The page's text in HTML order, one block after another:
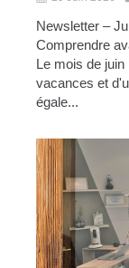
Newsletter –
Comprendre
Le mois de
vacances et
égale...